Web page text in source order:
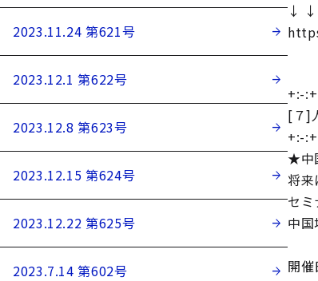
2023.11.24 第621号
2023.12.1 第622号
2023.12.8 第623号
2023.12.15 第624号
2023.12.22 第625号
2023.7.14 第602号
↓
+:-
[７]
+:-
★中
将
セミ
中
開催